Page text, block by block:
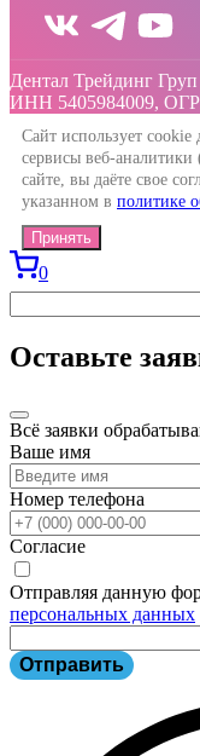
Дентал Трейдинг Груп
ИНН 5405984009,
Сайт использует
сервисы веб-
сайте, вы даёте свое
указанном в политике
Принять
0
Оставьте
Всё заявки
Ваше имя
Номер телефона
Согласие
Отправляя данную
персональных данных
Отправить